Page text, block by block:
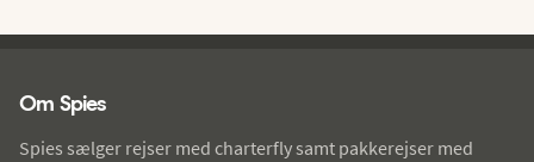
Om Spies
Spies sælger rejser med charterfly samt pakkerejser med